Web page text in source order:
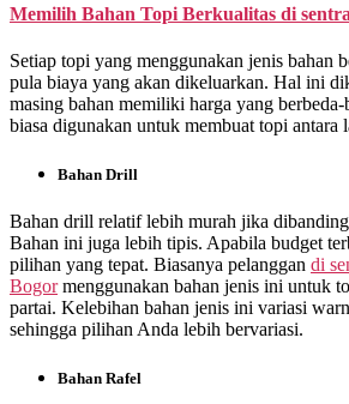
Memilih Bahan Topi Berkualitas di
Setiap topi yang menggunakan jenis bahan
pula biaya yang akan dikeluarkan. Hal ini
masing bahan memiliki harga yang
biasa digunakan untuk membuat topi antara
Bahan Drill
Bahan drill relatif lebih murah jika
Bahan ini juga lebih tipis. Apabila budget
pilihan yang tepat. Biasanya pelanggan di
Bogormenggunakan bahan jenis ini untuk
partai. Kelebihan bahan jenis ini variasi
sehingga pilihan Anda lebih bervariasi.
Bahan Rafel